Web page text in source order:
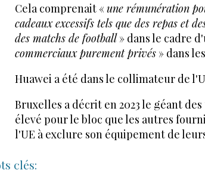
Cela comprenait « une rémunération
cadeaux excessifs tels que des repas et
des matchs de football» dans le cadre
commerciaux purement privés » dans
Huawei a été dans le collimateur de
Bruxelles a décrit en 2023 le géant
élevé pour le bloc que les autres
l'UE à exclure son équipement de
clés: